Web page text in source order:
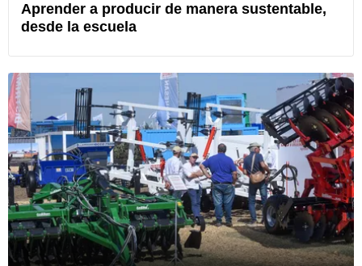
Aprender a producir de manera sustentable,
desde la escuela